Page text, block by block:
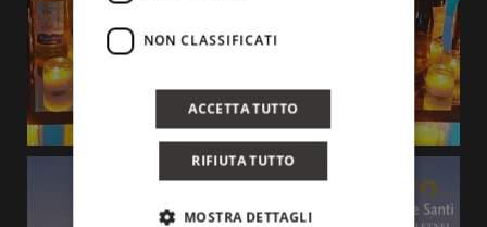
NON CLASSIFICATI
ACCETTA TUTTO
RIFIUTA TUTTO
MOSTRA DETTAGLI